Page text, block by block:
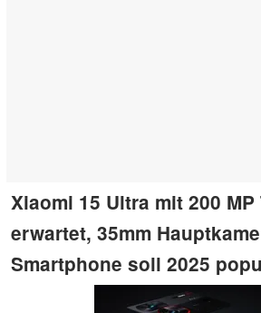
Xiaomi 15 Ultra mit 200
erwartet, 35mm
Smartphone soll 2025